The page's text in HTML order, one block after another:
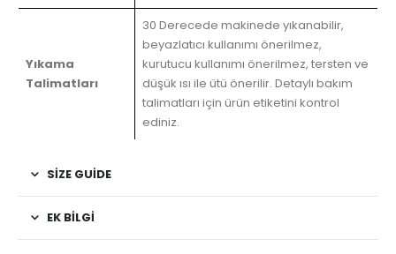
Yıkama
Talimatları
30 Derecede makinede yıkanabilir,
beyazlatıcı kullanımı önerilmez,
kurutucu kullanımı önerilmez, tersten ve
düşük ısı ile ütü önerilir. Detaylı bakım
talimatları için ürün etiketini kontrol
ediniz.
SIZE GUIDE
EK BILGI